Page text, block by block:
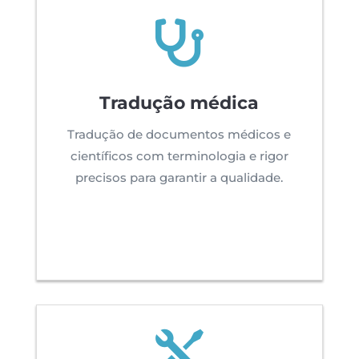

Tradução médica
Tradução de documentos médicos e
científicos com terminologia e rigor
precisos para garantir a qualidade.